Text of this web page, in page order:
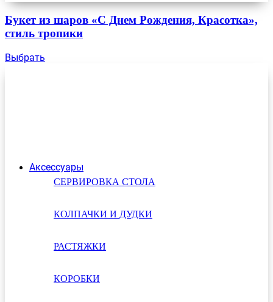
Аксессуары
СЕРВИРОВКА СТОЛА
КОЛПАЧКИ И ДУДКИ
РАСТЯЖКИ
КОРОБКИ
Букет из шаров «С Днем Рождения, Красотка»,
стиль тропики
Выбрать